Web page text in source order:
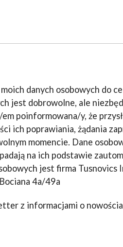
danych osobowych do
jest dobrowolne, ale
poinformowana/y, że
ich poprawiania, żądania
momencie. Dane
na ich podstawie
jest firma Tusnovics
4a/49a
z informacjami o